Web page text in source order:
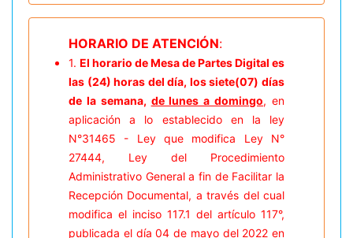
HORARIO DE ATENCIÓN:
1. El horario de Mesa de Partes Digital es
las (24) horas del día, los siete(07) días
de la semana, de lunes a domingo, en
aplicación a lo establecido en la ley
N°31465 - Ley que modifica Ley N°
27444, Ley del Procedimiento
Administrativo General a fin de Facilitar la
Recepción Documental, a través del cual
modifica el inciso 117.1 del artículo 117°,
publicada el día 04 de mayo del 2022 en